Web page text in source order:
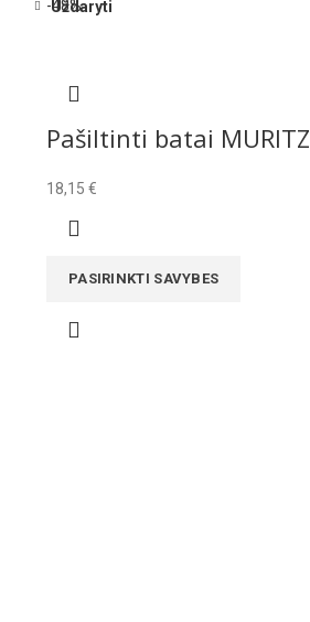
-48%
Uždaryti
Pašiltinti batai MURITZ
18,15 €
PASIRINKTI SAVYBES